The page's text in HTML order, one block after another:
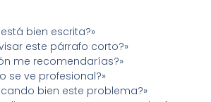
bien escrita?»
este párrafo corto?»
me recomendarías?»
se ve profesional?»
bien este problema?»